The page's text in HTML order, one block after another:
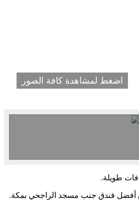
اضغط لمشاهدة كافة الصور
طويلة.
أفضل فندق جنب مسجد الراجحي بمكة.